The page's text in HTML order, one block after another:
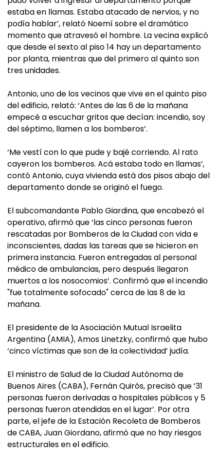
estaba en llamas. Estaba atacado de nervios, y no
podía hablar’, relató Noemí sobre el dramático
momento que atravesó el hombre. La vecina explicó
que desde el sexto al piso 14 hay un departamento
por planta, mientras que del primero al quinto son
tres unidades.
Antonio, uno de los vecinos que vive en el quinto piso
del edificio, relató: ‘Antes de las 6 de la mañana
empecé a escuchar gritos que decían: incendio, soy
del séptimo, llamen a los bomberos’.
‘Me vestí con lo que pude y bajé corriendo. Al rato
cayeron los bomberos. Acá estaba todo en llamas’,
contó Antonio, cuya vivienda está dos pisos abajo del
departamento donde se originó el fuego.
El subcomandante Pablo Giardina, que encabezó el
operativo, afirmó que ‘las cinco personas fueron
rescatadas por Bomberos de la Ciudad con vida e
inconscientes, dadas las tareas que se hicieron en
primera instancia. Fueron entregadas al personal
médico de ambulancias, pero después llegaron
muertos a los nosocomios’. Confirmó que el incendio
"fue totalmente sofocado" cerca de las 8 de la
mañana.
El presidente de la Asociación Mutual Israelita
Argentina (AMIA), Amos Linetzky, confirmó que hubo
‘cinco víctimas que son de la colectividad’ judía.
El ministro de Salud de la Ciudad Autónoma de
Buenos Aires (CABA), Fernán Quirós, precisó que ’31
personas fueron derivadas a hospitales públicos y 5
personas fueron atendidas en el lugar’. Por otra
parte, el jefe de la Estación Recoleta de Bomberos
de CABA, Juan Giordano, afirmó que no hay riesgos
estructurales en el edificio.